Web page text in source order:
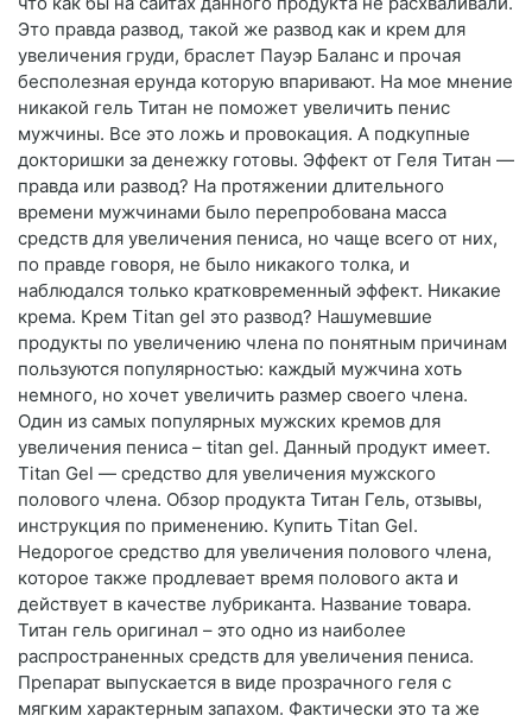
Это правда развод, такой же развод как и крем для
увеличения груди, браслет Пауэр Баланс и прочая
бесполезная ерунда которую впаривают. На мое мнение
никакой гель Титан не поможет увеличить пенис
мужчины. Все это ложь и провокация. А подкупные
докторишки за денежку готовы. Эффект от Геля Титан —
правда или развод? На протяжении длительного
времени мужчинами было перепробована масса
средств для увеличения пениса, но чаще всего от них,
по правде говоря, не было никакого толка, и
наблюдался только кратковременный эффект. Никакие
крема. Крем Titan gel это развод? Нашумевшие
продукты по увеличению члена по понятным причинам
пользуются популярностью: каждый мужчина хоть
немного, но хочет увеличить размер своего члена.
Один из самых популярных мужских кремов для
увеличения пениса – titan gel. Данный продукт имеет.
Titan Gel — средство для увеличения мужского
полового члена. Обзор продукта Титан Гель, отзывы,
инструкция по применению. Купить Titan Gel.
Недорогое средство для увеличения полового члена,
которое также продлевает время полового акта и
действует в качестве лубриканта. Название товара.
Титан гель оригинал – это одно из наиболее
распространенных средств для увеличения пениса.
Препарат выпускается в виде прозрачного геля с
мягким характерным запахом. Фактически это та же